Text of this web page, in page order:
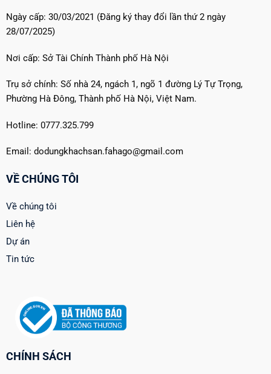
Ngày cấp: 30/03/2021 (Đăng ký thay đổi lần thứ 2 ngày
28/07/2025)
Nơi cấp: Sở Tài Chính Thành phố Hà Nội
Trụ sở chính: Số nhà 24, ngách 1, ngõ 1 đường Lý Tự Trọng,
Phường Hà Đông, Thành phố Hà Nội, Việt Nam.
Hotline: 0777.325.799
Email: dodungkhachsan.fahago@gmail.com
VỀ CHÚNG TÔI
Về chúng tôi
Liên hệ
Dự án
Tin tức
CHÍNH SÁCH